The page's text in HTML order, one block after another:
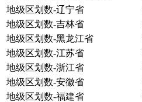
地级区划数-辽宁省
地级区划数-吉林省
地级区划数-黑龙江省
地级区划数-江苏省
地级区划数-浙江省
地级区划数-安徽省
地级区划数-福建省